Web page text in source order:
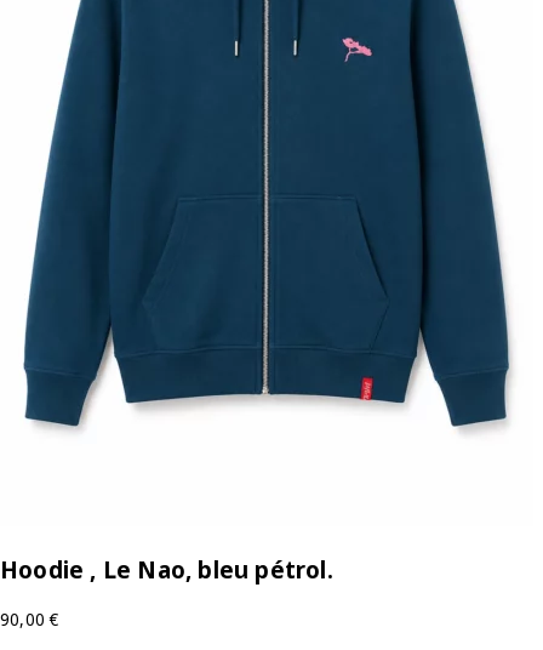
Hoodie , Le Nao, bleu pétrol.
90,00€